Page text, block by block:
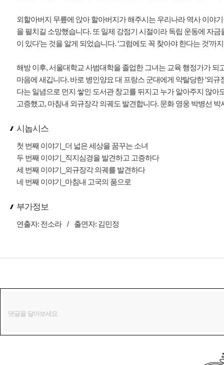
외할아버지 무릎에 앉아 할아버지가 해주시는 우리나라 역사 이야
을 펼치길 소망했습니다. 또 일제 강점기 시절이라 독립 운동에 자
이 있다’는 것을 알게 되었습니다. ‘그럼에도 꼭 찾아야 한다는 것’까
해방 이후, 서울대학교 사범대학을 졸업한 그녀는 교육 행정가가
마음에 새깁니다. 바로 병인양요 대 프랑스 군대에게 약탈당한 ‘외
다는 일념으로 먼지 쌓인 도서관 창고를 뒤지고 누가 알아주지 않
고증했고, 마침내 외규장각 의궤도 발견합니다. 문화 영웅 박병선
시놉시스
첫 번째 이야기_더 넓은 세상을 꿈꾸는 소녀
두 번째 이야기_직지심경을 발견하고 고증하다
세 번째 이야기_외규장각 의궤를 발견하다
네 번째 이야기_마침내 고국의 품으로
부가정보
연출자: 전소라 / 출연자: 김민정